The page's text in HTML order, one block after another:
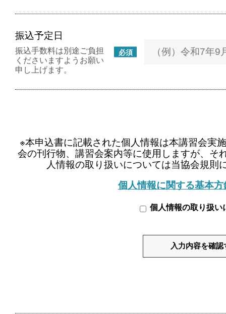
振込予定日
必須
振込手数料は別途ご負担
くださいますようお願い
申し上げます。
※本申込書に記載された個人情報は本講習会実
会の刊行物、講習会案内等に使用しますが、そ
人情報の取り扱いについては当協会規則
個人情報に関する基本
個人情報の取り扱い